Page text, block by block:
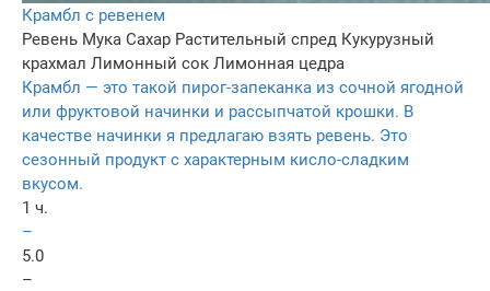
Крамбл с ревенем
Ревень Мука Сахар Растительный спред Кукурузный
крахмал Лимонный сок Лимонная цедра
Крамбл — это такой пирог-запеканка из сочной ягодной
или фруктовой начинки и рассыпчатой крошки. В
качестве начинки я предлагаю взять ревень. Это
сезонный продукт с характерным кисло-сладким
вкусом.
1 ч.
–
5.0
–